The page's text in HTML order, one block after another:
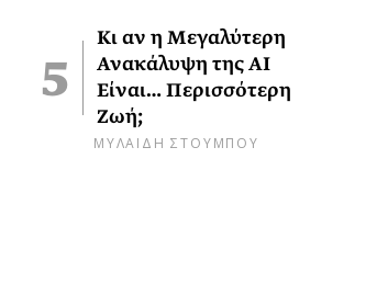
Κι αν η Μεγαλύτερη
Ανακάλυψη της AI
Είναι… Περισσότερη
Ζωή;
ΜΥΛΑΙΔΗ ΣΤΟΥΜΠΟΥ